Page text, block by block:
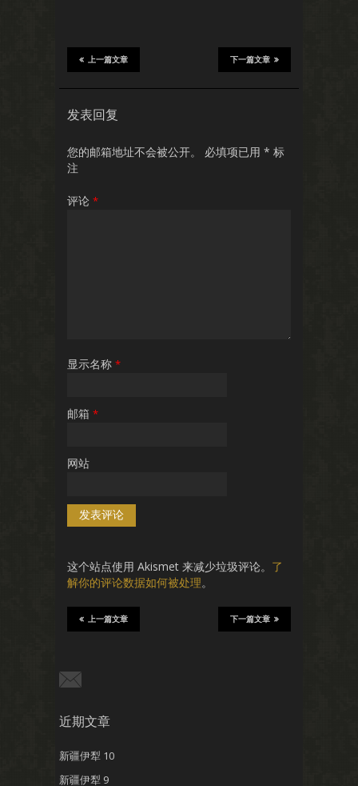
下一篇文章
上一篇文章
发表回复
您的邮箱地址不会被公开。 必填项已用 * 标
注
评论 *
显示名称 *
邮箱 *
网站
这个站点使用 Akismet 来减少垃圾评论。 了
解你的评论数据如何被处理。
下一篇文章
上一篇文章
近期文章
新疆伊犁 10
新疆伊犁 9